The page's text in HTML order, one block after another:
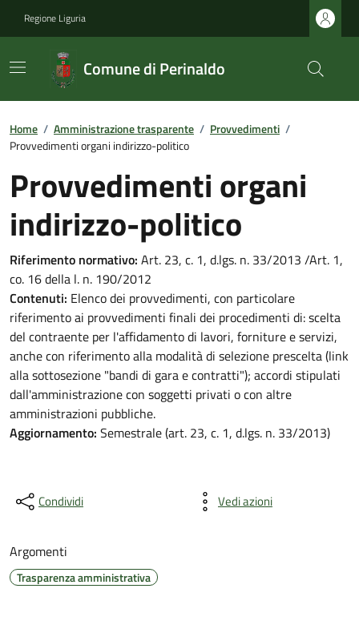
Regione Liguria
Comune di Perinaldo
Home / Amministrazione trasparente / Provvedimenti /
Provvedimenti organi indirizzo-politico
Provvedimenti organi
indirizzo-politico
Riferimento normativo: Art. 23, c. 1, d.lgs. n. 33/2013 /Art. 1,
co. 16 della l. n. 190/2012
Contenuti: Elenco dei provvedimenti, con particolare
riferimento ai provvedimenti finali dei procedimenti di: scelta
del contraente per l'affidamento di lavori, forniture e servizi,
anche con riferimento alla modalità di selezione prescelta (link
alla sottosezione "bandi di gara e contratti"); accordi stipulati
dall'amministrazione con soggetti privati o con altre
amministrazioni pubbliche.
Aggiornamento: Semestrale (art. 23, c. 1, d.lgs. n. 33/2013)
Condividi Vedi azioni
Argomenti
Trasparenza amministrativa